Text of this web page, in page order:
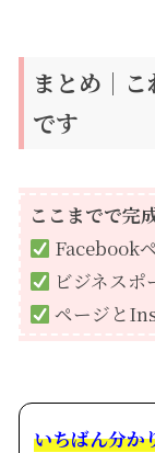
まとめ｜
です
ここまでで完
Facebook
ビジネスポ
ページと
いちばん分か